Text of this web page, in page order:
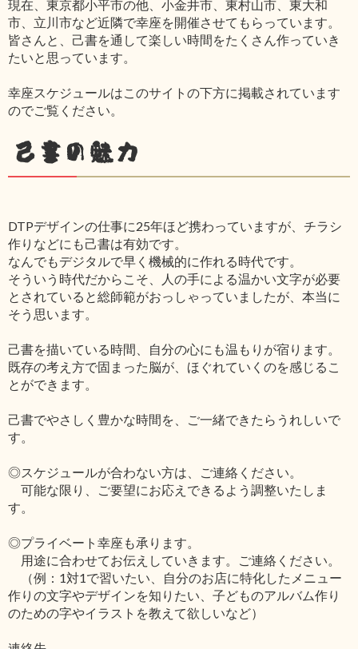
現在、東京都小平市の他、小金井市、東村山市、東大和
市、立川市など近隣で幸座を開催させてもらっています。
皆さんと、己書を通して楽しい時間をたくさん作っていき
たいと思っています。
幸座スケジュールはこのサイトの下方に掲載されています
のでご覧ください。
己書の魅力
DTPデザインの仕事に25年ほど携わっていますが、チラシ
作りなどにも己書は有効です。
なんでもデジタルで早く機械的に作れる時代です。
そういう時代だからこそ、人の手による温かい文字が必要
とされていると総師範がおっしゃっていましたが、本当に
そう思います。
己書を描いている時間、自分の心にも温もりが宿ります。
既存の考え方で固まった脳が、ほぐれていくのを感じるこ
とができます。
己書でやさしく豊かな時間を、ご一緒できたらうれしいで
す。
◎スケジュールが合わない方は、ご連絡ください。
可能な限り、ご要望にお応えできるよう調整いたしま
す。
◎プライベート幸座も承ります。
用途に合わせてお伝えしていきます。ご連絡ください。
（例：1対1で習いたい、自分のお店に特化したメニュー
作りの文字やデザインを知りたい、子どものアルバム作り
のための字やイラストを教えて欲しいなど）